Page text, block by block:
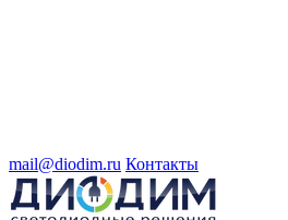
mail@diodim.ru Контакты